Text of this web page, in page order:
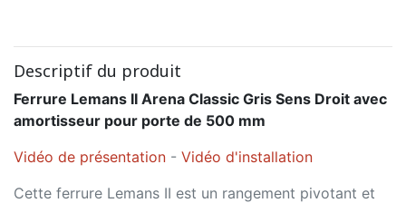
Descriptif du produit
Ferrure Lemans II Arena Classic Gris Sens Droit avec
amortisseur pour porte de 500 mm
Vidéo de présentation - Vidéo d'installation
Cette ferrure Lemans II est un rangement pivotant et